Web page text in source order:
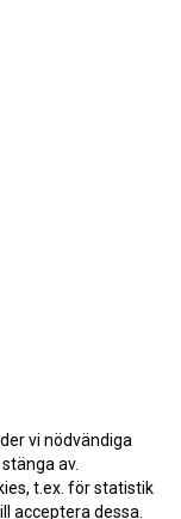
vi nödvändiga
av.
t.ex. för statistik
acceptera dessa.